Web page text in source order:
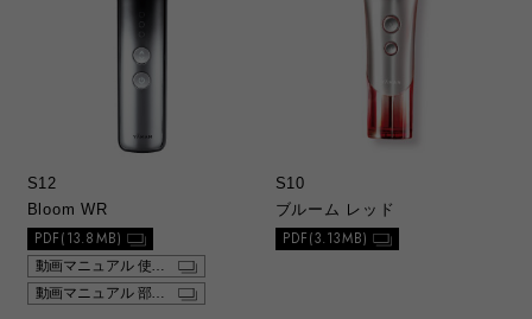
S12
Bloom WR
PDF(13.8MB)
S10
ブルーム レッド
PDF(3.13MB)